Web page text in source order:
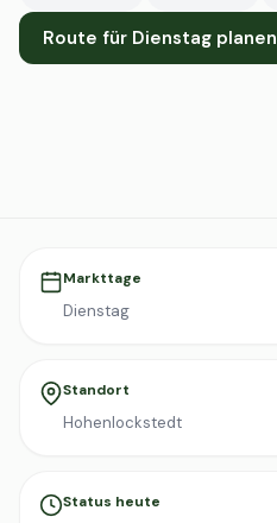
Route für Dienstag planen
Markttage
Dienstag
Standort
Hohenlockstedt
Status heute